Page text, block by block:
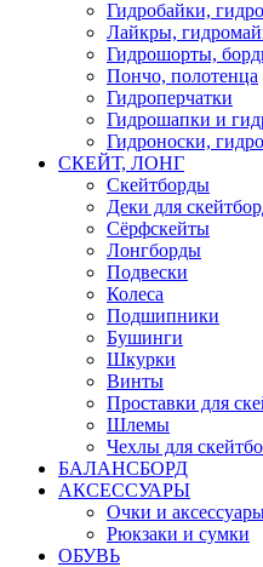
Гидробайки,
Лайкры,
Гидрошорты,
Пончо, полотенца
Гидроперчатки
Гидрошапки и
Гидроноски,
СКЕЙТ, ЛОНГ
Скейтборды
Деки для
Сёрфскейты
Лонгборды
Подвески
Колеса
Подшипники
Бушинги
Шкурки
Винты
Проставки для
Шлемы
Чехлы для
БАЛАНСБОРД
АКСЕССУАРЫ
Очки и
Рюкзаки и сумки
ОБУВЬ